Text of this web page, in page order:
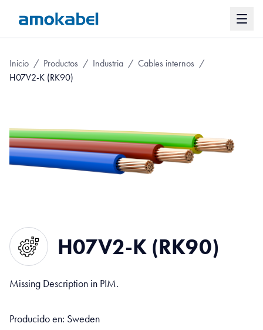
Inicio / Productos / Industria / Cables internos /
H07V2-K (RK90)
H07V2-K (RK90)
Missing Description in PIM.
Producido en: Sweden